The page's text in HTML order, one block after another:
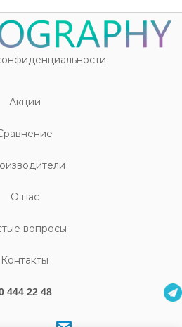
Акции
О нас
вопросы
Контакты
444 22 48